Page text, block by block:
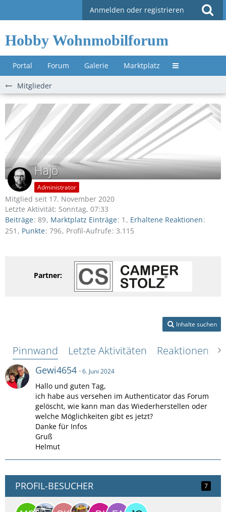
Anmelden oder registrieren
Hobby Wohnmobilforum
Portal Forum Galerie Marktplatz Untermenü »
Mitglieder
Hajö
Administrator
Mitglied seit 17. November 2020
Letzte Aktivität: Sonntag, 07:33
Beiträge 89 Marktplatz Einträge 1
Erhaltene Reaktionen
251
Punkte 796 Profil-Aufrufe 3.115
Partner:
Inhalte suchen
Pinnwand Letzte Aktivitäten Reaktionen
Gewi4654 6. Juni 2024
Hallo und guten Tag,
ich habe aus versehen im Authenticator das Forum
gelöscht, wie kann man das Wiederherstellen oder
welche Möglichkeiten gibt es jetzt?
Danke für Infos
Gruß
Helmut
PROFIL-BESUCHER 7